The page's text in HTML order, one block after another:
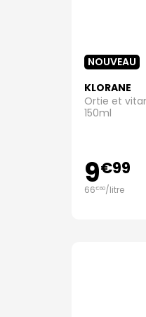
NOUVEAU
KLORANE
Ortie et
150ml
9€99
66€60/litre